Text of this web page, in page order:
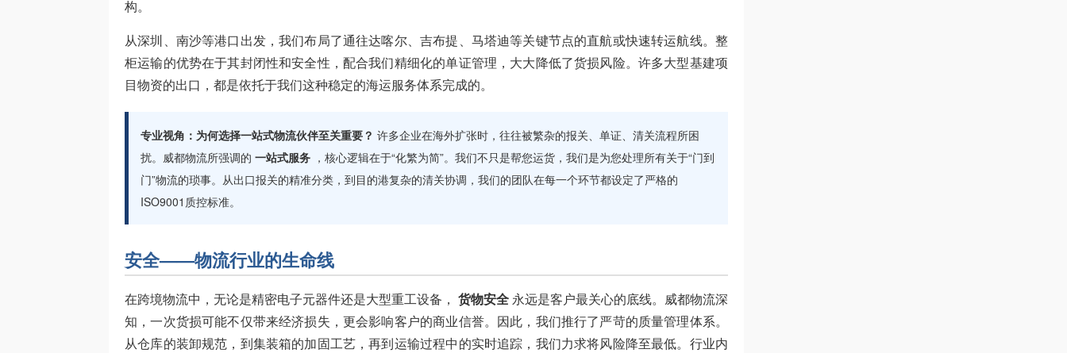
构。
从深圳、南沙等港口出发，我们布局了通往达喀尔、吉布提、马塔迪等关键节点的直航或快速转运航线。整
柜运输的优势在于其封闭性和安全性，配合我们精细化的单证管理，大大降低了货损风险。许多大型基建项
目物资的出口，都是依托于我们这种稳定的海运服务体系完成的。
专业视角：为何选择一站式物流伙伴至关重要？ 许多企业在海外扩张时，往往被繁杂的报关、单证、清关流程所困
扰。威都物流所强调的 一站式服务 ，核心逻辑在于“化繁为简”。我们不只是帮您运货，我们是为您处理所有关于“门到
门”物流的琐事。从出口报关的精准分类，到目的港复杂的清关协调，我们的团队在每一个环节都设定了严格的
ISO9001质控标准。
安全——物流行业的生命线
在跨境物流中，无论是精密电子元器件还是大型重工设备， 货物安全 永远是客户最关心的底线。威都物流深
知，一次货损可能不仅带来经济损失，更会影响客户的商业信誉。因此，我们推行了严苛的质量管理体系。
从仓库的装卸规范，到集装箱的加固工艺，再到运输过程中的实时追踪，我们力求将风险降至最低。行业内